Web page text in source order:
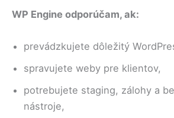
WP Engine odporúčam, ak:
prevádzkujete dôležitý
spravujete weby pre klientov,
potrebujete staging, zálohy a
nástroje,